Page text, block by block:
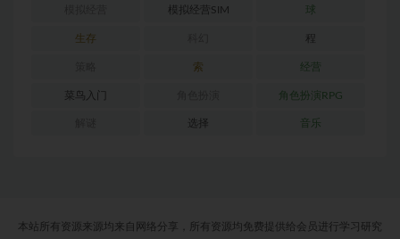
模拟经营SIM 球
生存 程
索 经营
菜鸟入门 角色扮演RPG
选择 音乐
本站所有资源来源均来自网络分享，所有资源均免费提供给会员进行学习研究